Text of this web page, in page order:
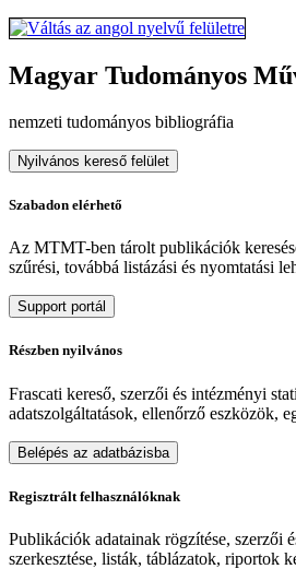
Magyar Tudományos
nemzeti tudományos bibliográfia
Nyilvános kereső felület
Szabadon elérhető
Az MTMT-ben tárolt publikációk
szűrési, továbbá listázási és nyomtatási
Support portál
Részben nyilvános
Frascati kereső, szerzői és intézményi
adatszolgáltatások, ellenőrző eszközök,
Belépés az adatbázisba
Regisztrált felhasználóknak
Publikációk adatainak rögzítése, szerzői
szerkesztése, listák, táblázatok, riportok